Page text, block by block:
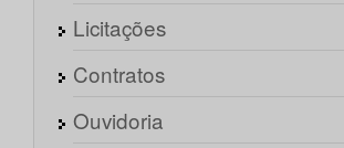
Licitações
Contratos
Ouvidoria